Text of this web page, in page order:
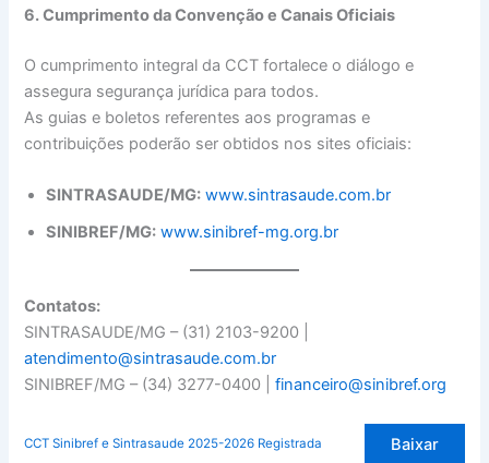
6. Cumprimento da Convenção e Canais Oficiais
O cumprimento integral da CCT fortalece o diálogo e
assegura segurança jurídica para todos.
As guias e boletos referentes aos programas e
contribuições poderão ser obtidos nos sites oficiais:
SINTRASAUDE/MG: www.sintrasaude.com.br
SINIBREF/MG: www.sinibref-mg.org.br
Contatos:
SINTRASAUDE/MG – (31) 2103-9200 |
atendimento@sintrasaude.com.br
SINIBREF/MG – (34) 3277-0400 |financeiro@sinibref.org
CCT Sinibref e Sintrasaude 2025-2026 Registrada Baixar